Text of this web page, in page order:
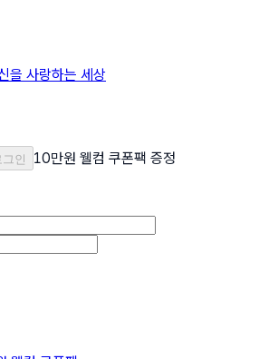
을 사랑하는 세상
인 10만원 웰컴 쿠폰팩 증정